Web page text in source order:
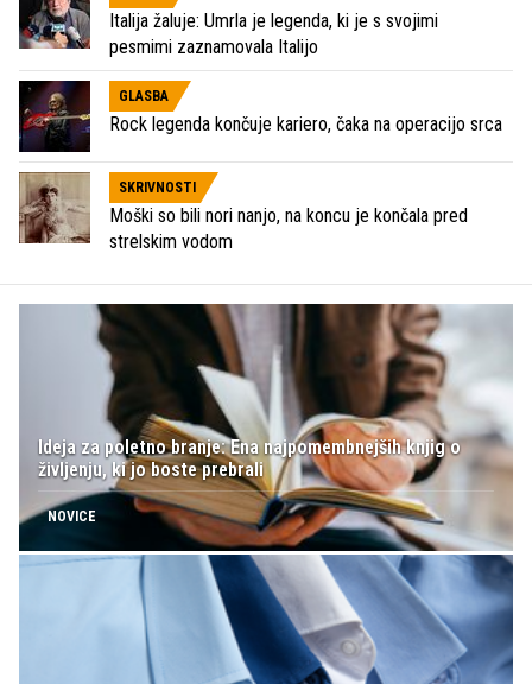
Italija žaluje: Umrla je legenda, ki je s svojimi
pesmimi zaznamovala Italijo
GLASBA
Rock legenda končuje kariero, čaka na operacijo srca
SKRIVNOSTI
Moški so bili nori nanjo, na koncu je končala pred
strelskim vodom
Ideja za poletno branje: Ena najpomembnejših knjig o
življenju, ki jo boste prebrali
NOVICE